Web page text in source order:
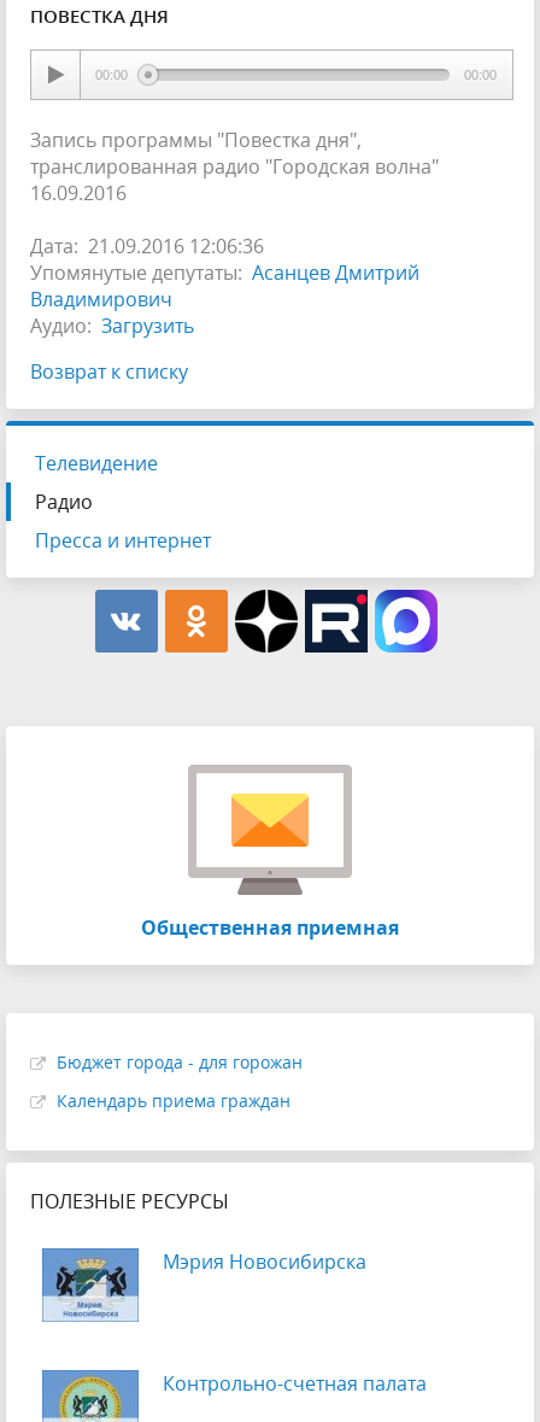
ПОВЕСТКА ДНЯ
00:00 00:00
Запись программы "Повестка дня",
транслированная радио "Городская волна"
16.09.2016
Дата: 21.09.2016 12:06:36
Упомянутые депутаты: Асанцев Дмитрий
Владимирович
Аудио: Загрузить
Возврат к списку
Телевидение
Радио
Пресса и интернет
Общественная приемная
Бюджет города - для горожан
Календарь приема граждан
ПОЛЕЗНЫЕ РЕСУРСЫ
Мэрия Новосибирска
Контрольно-счетная палата